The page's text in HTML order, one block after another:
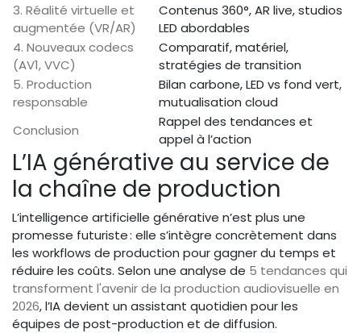
3. Réalité virtuelle et
augmentée (VR/AR)
Contenus 360°, AR live, studios
LED abordables
4. Nouveaux codecs
(AV1, VVC)
Comparatif, matériel,
stratégies de transition
5. Production
responsable
Bilan carbone, LED vs fond vert,
mutualisation cloud
Conclusion
Rappel des tendances et
appel à l’action
L’IA générative au service de
la chaîne de production
L’intelligence artificielle générative n’est plus une
promesse futuriste : elle s’intègre concrètement dans
les workflows de production pour gagner du temps et
réduire les coûts. Selon une analyse de 5 tendances qui
transforment l'avenir de la production audiovisuelle en
2026, l’IA devient un assistant quotidien pour les
équipes de post-production et de diffusion.